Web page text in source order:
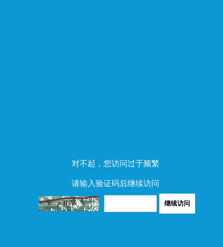
对不起，您访问过于频繁
请输入验证码后继续访问
继续访问